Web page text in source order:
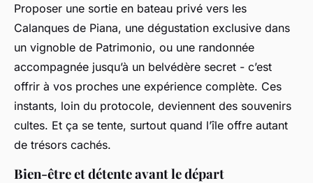
Proposer une sortie en bateau privé vers les
Calanques de Piana, une dégustation exclusive dans
un vignoble de Patrimonio, ou une randonnée
accompagnée jusqu’à un belvédère secret - c’est
offrir à vos proches une expérience complète. Ces
instants, loin du protocole, deviennent des souvenirs
cultes. Et ça se tente, surtout quand l’île offre autant
de trésors cachés.
Bien-être et détente avant le départ